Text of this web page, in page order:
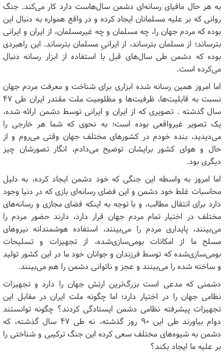
به هر حال مافیای رسانه‌ای دشمن سال‌هاست دارد کار می‌کند. جنگ
روانی که بر علیه مسلمانان ایجاد کرده و در واقع همواره به دنبال این
بوده که مردم جهان را، چه مسلمان و چه غیرمسلمان، از ایران و ایرانی
بترساند؛ از مسلمان بترساند، از ایرانیِ مسلمان بترساند. این راهبردی
بوده که دشمن طی سال‌های قبل با استفاده از ابزار رسانه دنبال
می‌کرده است.
اما امروز همین رسانه شده ابزاری برای شناخت و معرفت مردم جهان
نسبت به قابلیت‌ها، ظرفیت‌ها و مظلومیت ملت مقتدر ایران طی ۴۷
سال گذشته . تصویری که از ایران و ایرانی توسط دشمن ارائه شده،
یک تصویر غیرواقعی بوده است؛ به نحوی که شما هر خارجی را
می‌دیدید، بنده خودم در کشورهای مختلف جهان وقتی می‌روم و از
حال و هوای کشور برایشان توضیح می‌دادم، انگار تصورشان چیز
دیگری بود.
اما امروز به واسطه این جنگی که خود دشمن ایجاد کرده، به دلیل
محاسبات غلط خود دشمن و این فضای رسانه‌ای بازی که در دنیا وجود
دارد برای انتقال مطالب، و با توجه به اینکه فضای مجازی و رسانه‌های
مختلف در اختیار تمام مردم جهان قرار دارد، دارند حضور مردم را
می‌بینند، پایداری مردم را می‌بینند، استفاده هوشمندانه نیروهای
مسلح ما از امکانات بومی‌سازی‌شده، از تجهیزات و تسلیحات
بومی‌سازی‌شده که توسط فرزندان و جوانان خود ما در این کشور تولید
و ساخته شده را می‌بینند و عجز و ناتوانی دشمن را هم می‌بینند.
دشمنی که مدعی است بزرگ‌ترین ارتش جهان را دارد و تجهیزات
نظامی جهان را در اختیار دارد؛ اما چگونه ملت ایران در مقابل این
تجهیزات پیشرفته نظامی دشمن ایستادگی کردند؟ چگونه توانستند
دوام بیاورند طی این ۹۰ روز گذشته، نه طی ۴۷ سال گذشته، که
دشمن به شیوه‌های مختلف سعی کرده این جنگ ترکیبی و شناختی را
بر علیه ما ایجاد بکند؟